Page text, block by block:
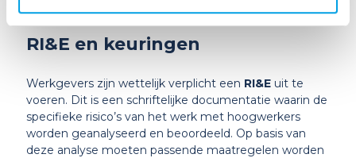
RI&E en keuringen
Werkgevers zijn wettelijk verplicht een RI&E uit te
voeren. Dit is een schriftelijke documentatie waarin de
specifieke risico’s van het werk met hoogwerkers
worden geanalyseerd en beoordeeld. Op basis van
deze analyse moeten passende maatregelen worden